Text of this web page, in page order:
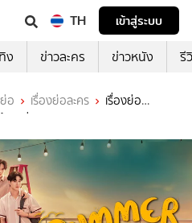
TH
เข้าสู่ระบบ
ง ข่าวละคร ข่าวหนัง รี
อ เรื่องย่อละคร
เรื่องย่อ
น ช่อง GMM25 (ตอนจบ)